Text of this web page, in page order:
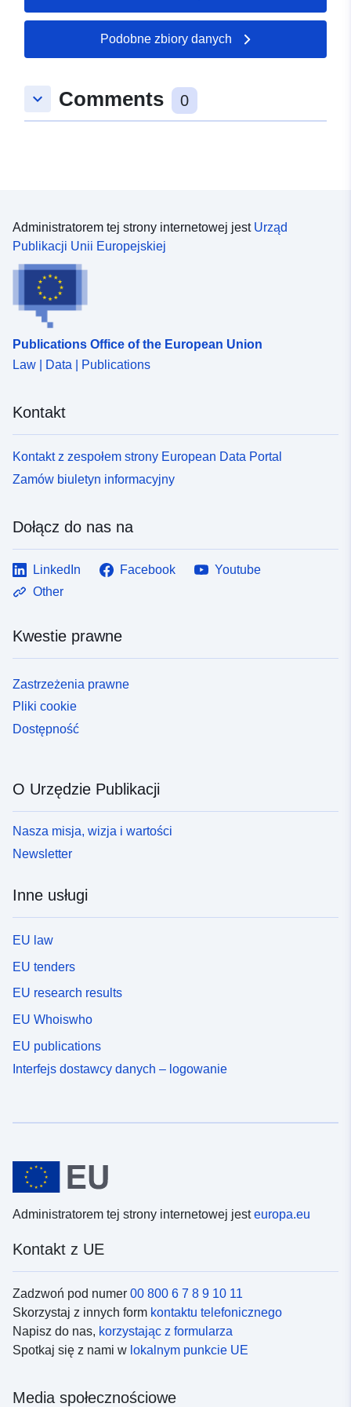
49.379316 ], [ 7.698124,
51.657896 ] ]
Typ: Polygon
Zasoby
przestrzenne:
Podobne zbiory danych
keyboard_arrow_down Comments 0
Administratorem tej strony internetowej jest Urząd
Publikacji Unii Europejskiej
Publications Office of the European Union
Law | Data | Publications
Kontakt
Kontakt z zespołem strony European Data Portal
Zamów biuletyn informacyjny
Dołącz do nas na
LinkedIn Facebook
Youtube
Other
Kwestie prawne
Zastrzeżenia prawne
Pliki cookie
Dostępność
O Urzędzie Publikacji
Nasza misja, wizja i wartości
Newsletter
Inne usługi
EU law
EU tenders
EU research results
EU Whoiswho
EU publications
Interfejs dostawcy danych – logowanie
Administratorem tej strony internetowej jesteuropa.eu
Kontakt z UE
Zadzwoń pod numer 00 800 6 7 8 9 10 11
Skorzystaj z innych form kontaktu telefonicznego
Napisz do nas, korzystając z formularza
Spotkaj się z nami w lokalnym punkcie UE
Media społecznościowe